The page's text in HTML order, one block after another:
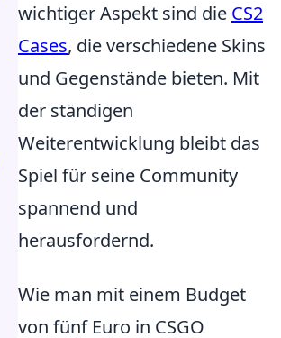
wichtiger Aspekt sind die CS2
Cases, die verschiedene Skins
und Gegenstände bieten. Mit
der ständigen
Weiterentwicklung bleibt das
Spiel für seine Community
spannend und
herausfordernd.
Wie man mit einem Budget
von fünf Euro in CSGO